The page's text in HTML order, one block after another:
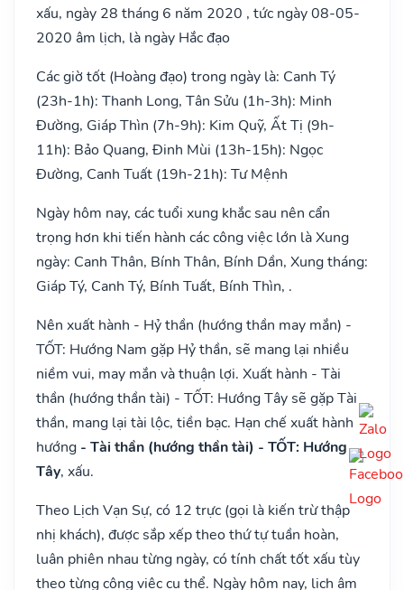
xấu, ngày 28 tháng 6 năm 2020 , tức ngày 08-05-
2020 âm lịch, là ngày Hắc đạo
Các giờ tốt (Hoàng đạo) trong ngày là: Canh Tý
(23h-1h): Thanh Long, Tân Sửu (1h-3h): Minh
Đường, Giáp Thìn (7h-9h): Kim Quỹ, Ất Tị (9h-
11h): Bảo Quang, Đinh Mùi (13h-15h): Ngọc
Đường, Canh Tuất (19h-21h): Tư Mệnh
Ngày hôm nay, các tuổi xung khắc sau nên cẩn
trọng hơn khi tiến hành các công việc lớn là Xung
ngày: Canh Thân, Bính Thân, Bính Dần, Xung tháng:
Giáp Tý, Canh Tý, Bính Tuất, Bính Thìn, .
Nên xuất hành - Hỷ thần (hướng thần may mắn) -
TỐT: Hướng Nam gặp Hỷ thần, sẽ mang lại nhiều
niềm vui, may mắn và thuận lợi. Xuất hành - Tài
thần (hướng thần tài) - TỐT: Hướng Tây sẽ gặp Tài
thần, mang lại tài lộc, tiền bạc. Hạn chế xuất hành
hướng - Tài thần (hướng thần tài) - TỐT: Hướng
Tây, xấu.
Theo Lịch Vạn Sự, có 12 trực (gọi là kiến trừ thập
nhị khách), được sắp xếp theo thứ tự tuần hoàn,
luân phiên nhau từng ngày, có tính chất tốt xấu tùy
theo từng công việc cụ thể. Ngày hôm nay, lịch âm